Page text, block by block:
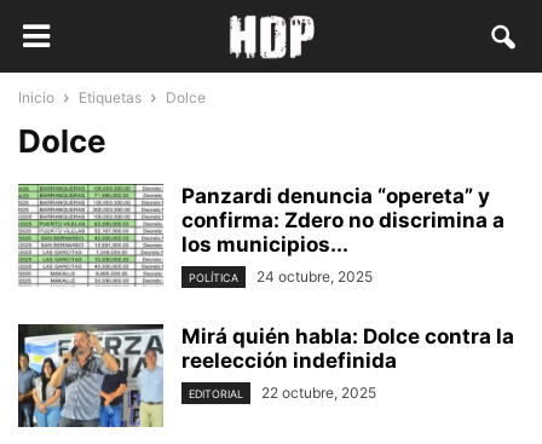
Inicio Etiquetas Dolce
Dolce
Panzardi denuncia “opereta” y
confirma: Zdero no discrimina a
los municipios...
POLÍTICA 24 octubre, 2025
Mirá quién habla: Dolce contra la
reelección indefinida
EDITORIAL 22 octubre, 2025